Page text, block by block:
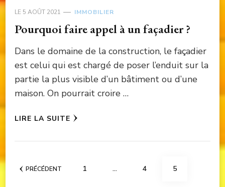
LE 5 AOÛT 2021 IMMOBILIER
Pourquoi faire appel à un façadier ?
Dans le domaine de la construction, le façadier
est celui qui est chargé de poser l’enduit sur la
partie la plus visible d’un bâtiment ou d’une
maison. On pourrait croire …
LIRE LA SUITE
Pagination
PRÉCÉDENT PAGE
1 … PAGE
4 PAGE
5